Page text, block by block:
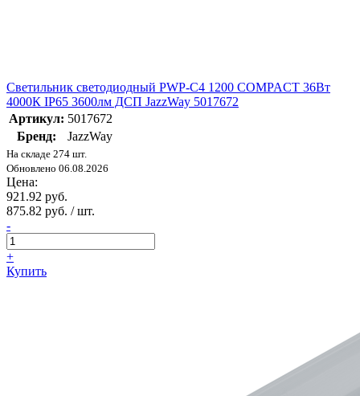
Светильник светодиодный PWP-С4 1200 COMPACT 36Вт
4000К IP65 3600лм ДСП JazzWay 5017672
Артикул: 5017672
Бренд:
JazzWay
На складе 274 шт.
Обновлено 06.08.2026
Цена:
921.92 руб.
875.82 руб. / шт.
-
+
Купить